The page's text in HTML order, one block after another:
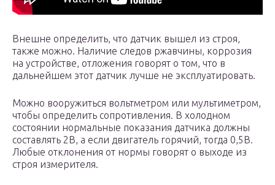
Внешне определить, что датчик вышел из строя,
также можно. Наличие следов ржавчины, коррозия
на устройстве, отложения говорят о том, что в
дальнейшем этот датчик лучше не эксплуатировать.
Можно вооружиться вольтметром или мультиметром,
чтобы определить сопротивления. В холодном
состоянии нормальные показания датчика должны
составлять 2В, а если двигатель горячий, тогда 0,5В.
Любые отклонения от нормы говорят о выходе из
строя измерителя.